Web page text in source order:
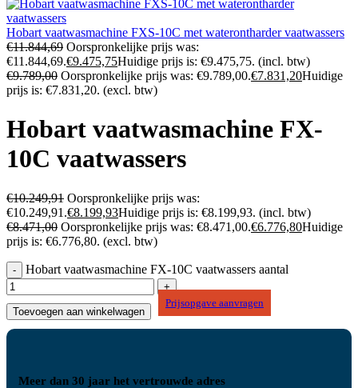
Hobart vaatwasmachine FXS-10C met waterontharder vaatwassers
€11.844,69 Oorspronkelijke prijs was:
€11.844,69.€9.475,75Huidige prijs is: €9.475,75. (incl. btw)
€9.789,00 Oorspronkelijke prijs was: €9.789,00.€7.831,20Huidige
prijs is: €7.831,20. (excl. btw)
Hobart vaatwasmachine FX-
10C vaatwassers
€10.249,91 Oorspronkelijke prijs was:
€10.249,91.€8.199,93Huidige prijs is: €8.199,93. (incl. btw)
€8.471,00 Oorspronkelijke prijs was: €8.471,00.€6.776,80Huidige
prijs is: €6.776,80. (excl. btw)
Hobart vaatwasmachine FX-10C vaatwassers aantal
Toevoegen aan winkelwagen
Prijsopgave aanvragen
Meer dan 30 jaar het vertrouwde adres